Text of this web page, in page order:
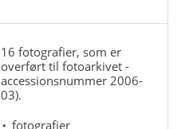
16 fotografier, som er
overført til fotoarkivet -
accessionsnummer 2006-
03).
fotografier